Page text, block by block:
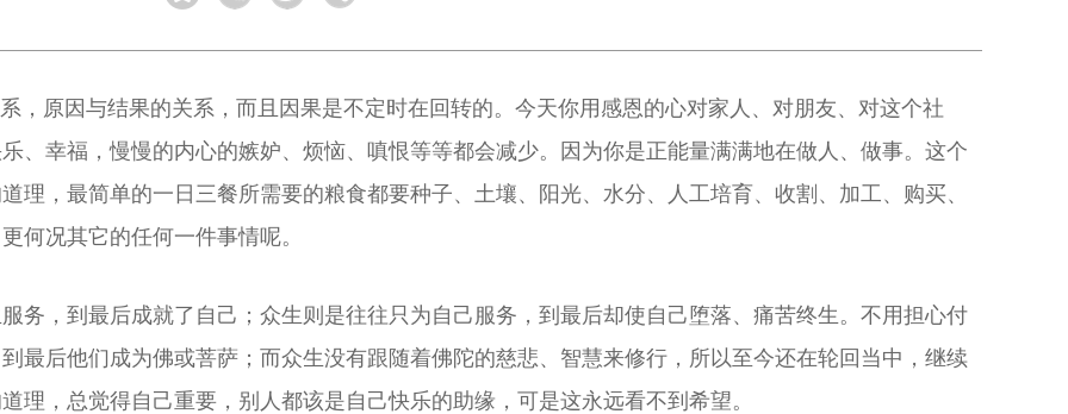
，原因与结果的关系，而且因果是不定时在回转的。今天你用感恩的心对家人、对朋友、对这个社
、幸福，慢慢的内心的嫉妒、烦恼、嗔恨等等都会减少。因为你是正能量满满地在做人、做事。这个
理，最简单的一日三餐所需要的粮食都要种子、土壤、阳光、水分、人工培育、收割、加工、购买、
何况其它的任何一件事情呢。
务，到最后成就了自己；众生则是往往只为自己服务，到最后却使自己堕落、痛苦终生。不用担心付
最后他们成为佛或菩萨；而众生没有跟随着佛陀的慈悲、智慧来修行，所以至今还在轮回当中，继续
理，总觉得自己重要，别人都该是自己快乐的助缘，可是这永远看不到希望。